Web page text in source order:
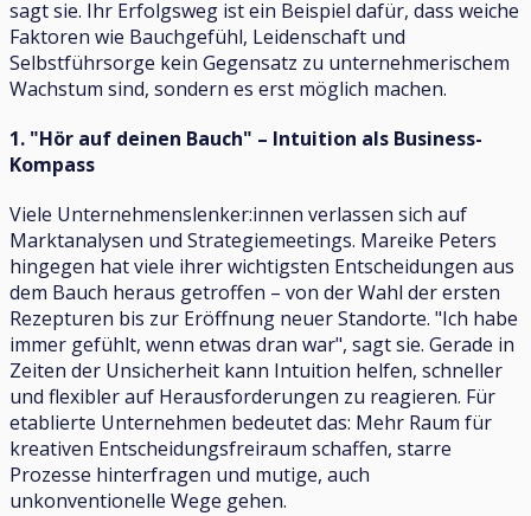
sagt sie. Ihr Erfolgsweg ist ein Beispiel dafür, dass weiche
Faktoren wie Bauchgefühl, Leidenschaft und
Selbstführsorge kein Gegensatz zu unternehmerischem
Wachstum sind, sondern es erst möglich machen.
1. "Hör auf deinen Bauch" – Intuition als Business-
Kompass
Viele Unternehmenslenker:innen verlassen sich auf
Marktanalysen und Strategiemeetings. Mareike Peters
hingegen hat viele ihrer wichtigsten Entscheidungen aus
dem Bauch heraus getroffen – von der Wahl der ersten
Rezepturen bis zur Eröffnung neuer Standorte. "Ich habe
immer gefühlt, wenn etwas dran war", sagt sie. Gerade in
Zeiten der Unsicherheit kann Intuition helfen, schneller
und flexibler auf Herausforderungen zu reagieren. Für
etablierte Unternehmen bedeutet das: Mehr Raum für
kreativen Entscheidungsfreiraum schaffen, starre
Prozesse hinterfragen und mutige, auch
unkonventionelle Wege gehen.